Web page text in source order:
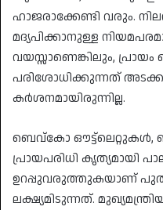
ഹാജരാക്കേണ്ടി വരും.
മദ്യപിക്കാനുള്ള
വയസ്സാണെങ്കിലും,
പരിശോധിക്കുന്നത്
കർശനമായിരുന്നില്ല.
​ബെവ്‌കോ ഔട്ട്‌ലെറ്റുകൾ,
പ്രായപരിധി കൃത്യമായി
ഉറപ്പുവരുത്തുകയാണ്
ലക്ഷ്യമിടുന്നത്.